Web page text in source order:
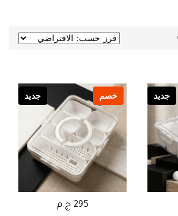
جديد خصم جديد
295 ج.م